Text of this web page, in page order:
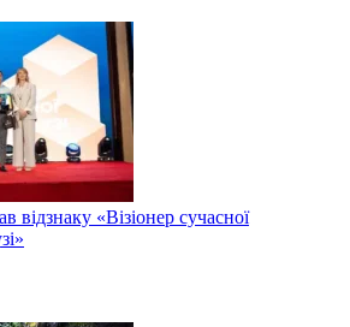
відзнаку «Візіонер сучасної